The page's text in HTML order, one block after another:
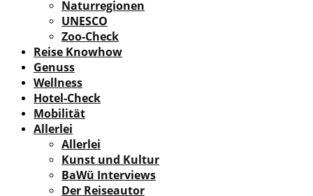
Naturregionen
UNESCO
Zoo-Check
Reise Knowhow
Genuss
Wellness
Hotel-Check
Mobilität
Allerlei
Allerlei
Kunst und Kultur
BaWü Interviews
Der Reiseautor